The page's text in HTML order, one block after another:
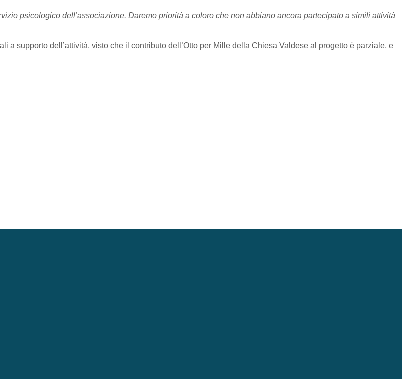
psicologico dell’associazione. Daremo priorità a coloro che non abbiano ancora partecipato a simili attività
a supporto dell’attività, visto che il contributo dell’Otto per Mille della Chiesa Valdese al progetto è parziale, e